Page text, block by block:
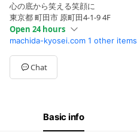
心の底から笑える笑顔に
東京都 町田市 原町田4-1-9 4F
Open 24 hours
Sun00:00 - 00:00
Mon00:00 - 00:00
Tue00:00 - 00:00
Wed00:00 - 00:00
00:00 - 00:00
machida-kyosei.com 1 other items
Chat
Basic info